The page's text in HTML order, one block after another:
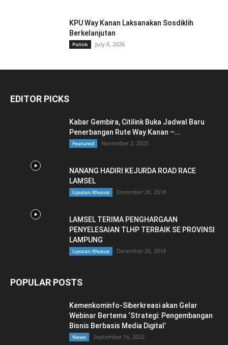
KPU Way Kanan Laksanakan Sosdiklih
Berkelanjutan
Politik July 6, 2026
EDITOR PICKS
Kabar Gembira, Citilink Buka Jadwal Baru
Penerbangan Rute Way Kanan –...
Featured November 2, 2025
NANANG HADIRI KEJURDA ROAD RACE
LAMSEL
Liputan Khusus December 26, 2018
LAMSEL TERIMA PENGHARGAAN
PENYELESAIAN TLHP TERBAIK SE PROVINSI
LAMPUNG
Liputan Khusus December 26, 2018
POPULAR POSTS
Kemenkominfo-Siberkreasi akan Gelar
Webinar Bertema ‘Strategi: Pengembangan
Bisnis Berbasis Media Digital’
News September 16, 2022